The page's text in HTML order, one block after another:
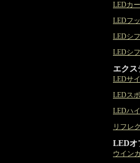
LEDカ
LEDフ
LEDシ
LEDシ
エク
LEDサ
LEDス
LEDハ
リフレ
LEDオ
ウイン